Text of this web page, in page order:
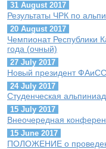
31 August 2017
Результаты ЧРК по
20 August 2017
Чемпионат Республики
года (очный)
27 July 2017
Новый президент
24 July 2017
Студенческая
15 July 2017
Внеочередная
15 June 2017
ПОЛОЖЕНИЕ о